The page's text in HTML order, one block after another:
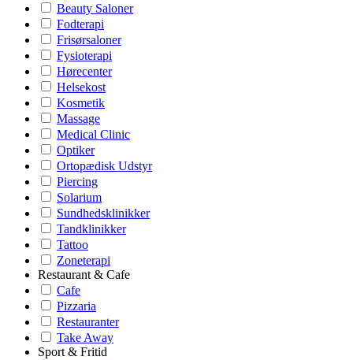
Beauty Saloner
Fodterapi
Frisørsaloner
Fysioterapi
Hørecenter
Helsekost
Kosmetik
Massage
Medical Clinic
Optiker
Ortopædisk Udstyr
Piercing
Solarium
Sundhedsklinikker
Tandklinikker
Tattoo
Zoneterapi
Restaurant & Cafe
Cafe
Pizzaria
Restauranter
Take Away
Sport & Fritid